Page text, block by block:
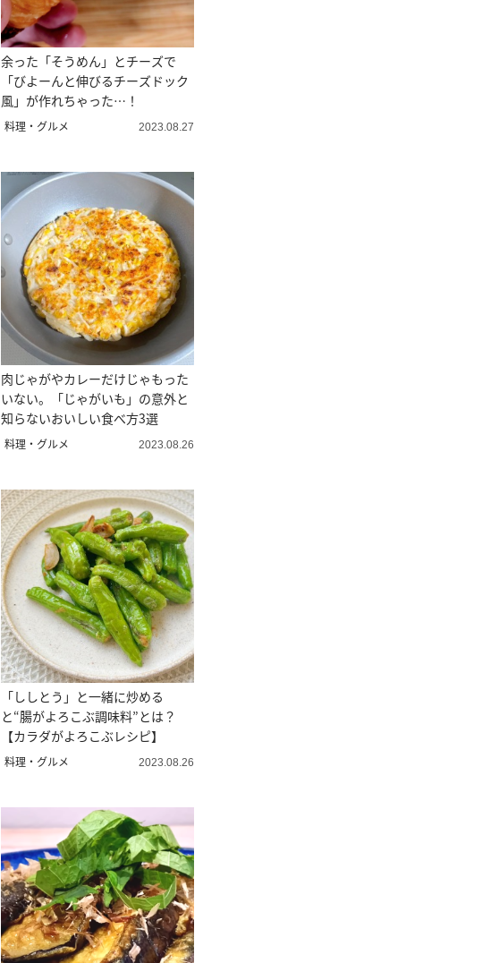
余った「そうめん」とチーズで
「びよーんと伸びるチーズドック
風」が作れちゃった…！
料理・グルメ 2023.08.27
肉じゃがやカレーだけじゃもった
いない。「じゃがいも」の意外と
知らないおいしい食べ方3選
料理・グルメ 2023.08.26
「ししとう」と一緒に炒める
と“腸がよろこぶ調味料”とは？
【カラダがよろこぶレシピ】
料理・グルメ 2023.08.26